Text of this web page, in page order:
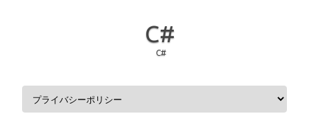
C#
C#
コンテンツへスキップ